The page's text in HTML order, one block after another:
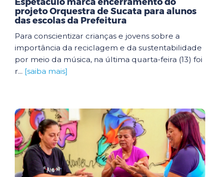
projeto Orquestra de Sucata para alunos
das escolas da Prefeitura
Para conscientizar crianças e jovens sobre a
importância da reciclagem e da sustentabilidade
por meio da música, na última quarta-feira (13) foi
r... [saiba mais]